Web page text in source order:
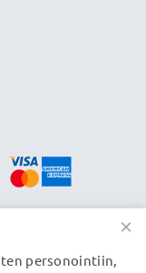
×
personointiin,